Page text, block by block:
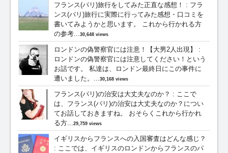
フランス(パリ)旅行をしてみた正直な感想！ : フラ
ンス(パリ)旅行に実際に行ってみた感想・口コミを
書いてみようかと思います。 これから行かれる方
の参考...
30,648 views
ロンドンの偽警察官には注意！【大男2人出現】
:
ロンドンの偽警察官には注意してください！という
お話です。 私達は、ロンドン最終日にこの事件に
遭いました。...
30,168 views
フランス(パリ)の治安は大丈夫なのか？ : ここで
は、フランス(パリ)の治安は大丈夫なのか？につい
てお話しておきますね。 おそらくこれから行かれ
る方...
29,759 views
イギリスからフランスへの入国審査はどんな感じ？
: ここでは、イギリスのロンドンからフランスのパ